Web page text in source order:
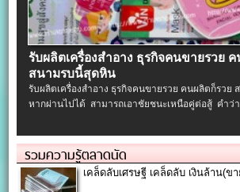
รับผลิตเครื่องสําอาง ธุรกิจคนขายรวย
สนามรบนี้สุดหิน
รับผลิตเครื่องสําอาง ธุรกิจคนขายรวย คนผลิตก็รวย
หากผ่านไปได้ สามารถเอาชัยชนะเหนือคู่ต่อสู้ คำว่า
รวมความรู้ตลาดนัด
เคล็ดลับเศรษฐี เคล็ดลับ เงินล้าน(ข